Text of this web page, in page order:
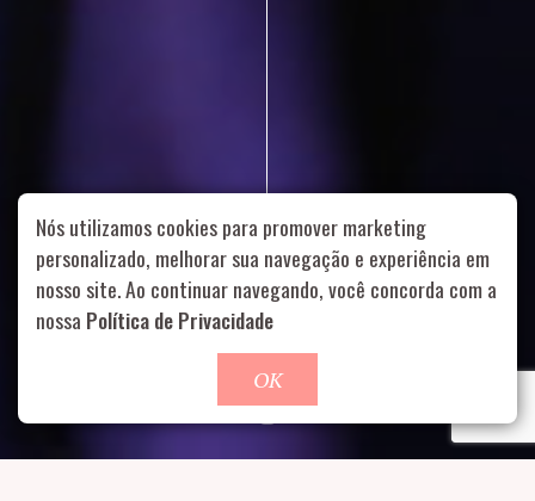
Rua Aurélia, 1714 – Vila Romana, São Paulo – SP | 55 11
99178-5848 | contato@nucleofood.com
Role para continar
Nós utilizamos cookies para promover marketing
personalizado, melhorar sua navegação e experiência em
nosso site. Ao continuar navegando, você concorda com a
nossa Política de Privacidade
OK